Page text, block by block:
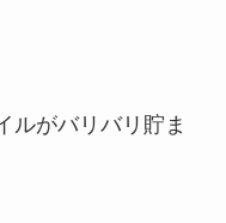
ルがバリバリ貯ま